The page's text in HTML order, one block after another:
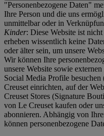
"Personenbezogene Daten"
Ihre Person und die uns
unmittelbar oder in
Kinder: Diese Website ist
erheben wissentlich keine
oder älter sein, um unsere
Wir können Ihre
unsere Website sowie
Social Media Profile besuchen
Creuset einrichten, auf der
Creuset Stores (Signature
von Le Creuset kaufen oder
abonnieren. Abhängig von
können personenbezogene